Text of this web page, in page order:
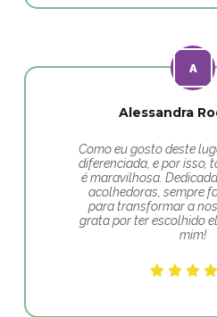
Alessandra
Como eu gosto deste
diferenciada, e por isso,
é maravilhosa.
acolhedoras, sempre
para transformar a
grata por ter escolhido
mim!